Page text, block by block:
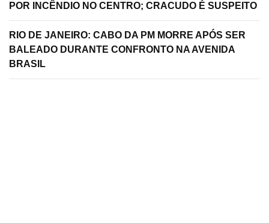
POR INCÊNDIO NO CENTRO; CRACUDO É SUSPEITO
RIO DE JANEIRO: CABO DA PM MORRE APÓS SER
BALEADO DURANTE CONFRONTO NA AVENIDA
BRASIL